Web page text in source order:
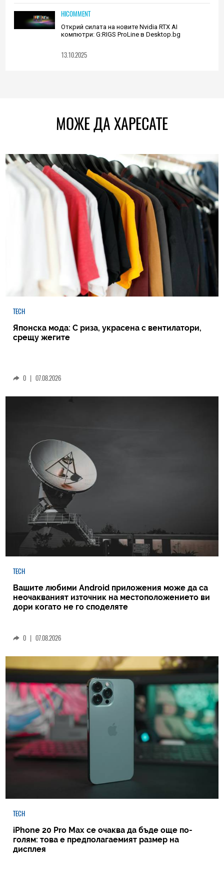
HICOMMENT
Открий силата на новите Nvidia RTX AI
компютри: G:RIGS ProLine в Desktop.bg
13.10.2025
МОЖЕ ДА ХАРЕСАТЕ
TECH
Японска мода: С риза, украсена с вентилатори,
срещу жегите
0 | 07.08.2026
TECH
Вашите любими Android приложения може да са
неочакваният източник на местоположението ви
дори когато не го споделяте
0 | 07.08.2026
TECH
iPhone 20 Pro Max се очаква да бъде още по-
голям: това е предполагаемият размер на
дисплея